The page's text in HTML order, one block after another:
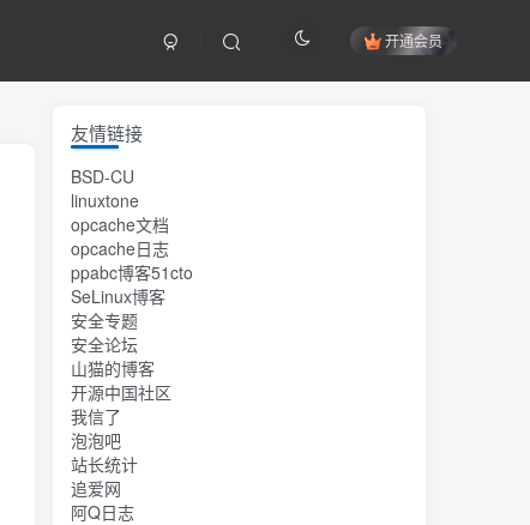
开通会员
友情链接
BSD-CU
linuxtone
opcache文档
opcache日志
ppabc博客51cto
SeLinux博客
安全专题
安全论坛
山猫的博客
开源中国社区
我信了
泡泡吧
站长统计
追爱网
阿Q日志